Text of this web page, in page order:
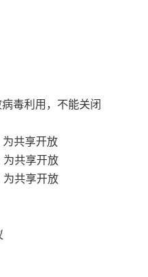
毒利用，不能关闭
为共享开放
为共享开放
为共享开放